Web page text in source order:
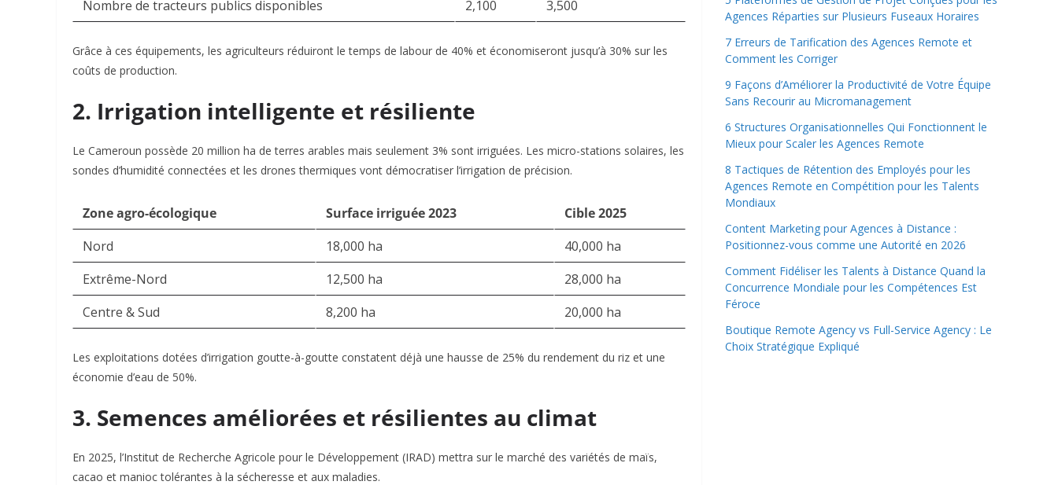
Nombre de tracteurs publics disponibles
2,100 3,500
Grâce à ces équipements, les agriculteurs réduiront le temps de labour de 40% et économiseront jusqu’à 30% sur les
coûts de production.
2. Irrigation intelligente et résiliente
Le Cameroun possède 20 million ha de terres arables mais seulement 3% sont irriguées. Les micro-stations solaires, les
sondes d’humidité connectées et les drones thermiques vont démocratiser l’irrigation de précision.
Zone agro-écologique Surface irriguée 2023
Cible 2025
Nord
18,000 ha
40,000 ha
Extrême-Nord
12,500 ha
28,000 ha
Centre & Sud
8,200 ha 20,000 ha
Les exploitations dotées d’irrigation goutte-à-goutte constatent déjà une hausse de 25% du rendement du riz et une
économie d’eau de 50%.
3. Semences améliorées et résilientes au climat
En 2025, l’Institut de Recherche Agricole pour le Développement (IRAD) mettra sur le marché des variétés de maïs,
cacao et manioc tolérantes à la sécheresse et aux maladies.
Agences Réparties sur Plusieurs Fuseaux Horaires
7 Erreurs de Tarification des Agences Remote et
Comment les Corriger
9 Façons d’Améliorer la Productivité de Votre Équipe
Sans Recourir au Micromanagement
6 Structures Organisationnelles Qui Fonctionnent le
Mieux pour Scaler les Agences Remote
8 Tactiques de Rétention des Employés pour les
Agences Remote en Compétition pour les Talents
Mondiaux
Content Marketing pour Agences à Distance :
Positionnez-vous comme une Autorité en 2026
Comment Fidéliser les Talents à Distance Quand la
Concurrence Mondiale pour les Compétences Est
Féroce
Boutique Remote Agency vs Full-Service Agency : Le
Choix Stratégique Expliqué